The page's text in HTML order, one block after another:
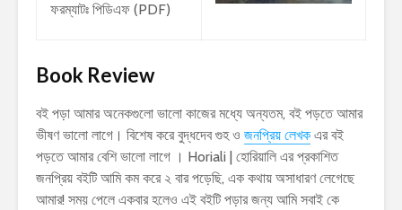
ফরম্যাটঃ পিডিএফ (PDF)
Book Review
বই পড়া আমার অনেকগুলো ভালো কাজের মধ্যে অন্যতম, বই পড়তে আমার
ভীষণ ভালো লাগে। বিশেষ করে বুদ্ধদেব গুহ ও জনপ্রিয় লেখক এর বই
পড়তে আমার বেশি ভালো লাগে । Horiali | হোরিয়ালি এর প্রকাশিত
জনপ্রিয় বইটি আমি কম করে ২ বার পড়েছি, এক কথায় অসাধারণ লেগেছে
আমার! সময় পেলে একবার হলেও এই বইটি পড়ার জন্য আমি সবাই কে